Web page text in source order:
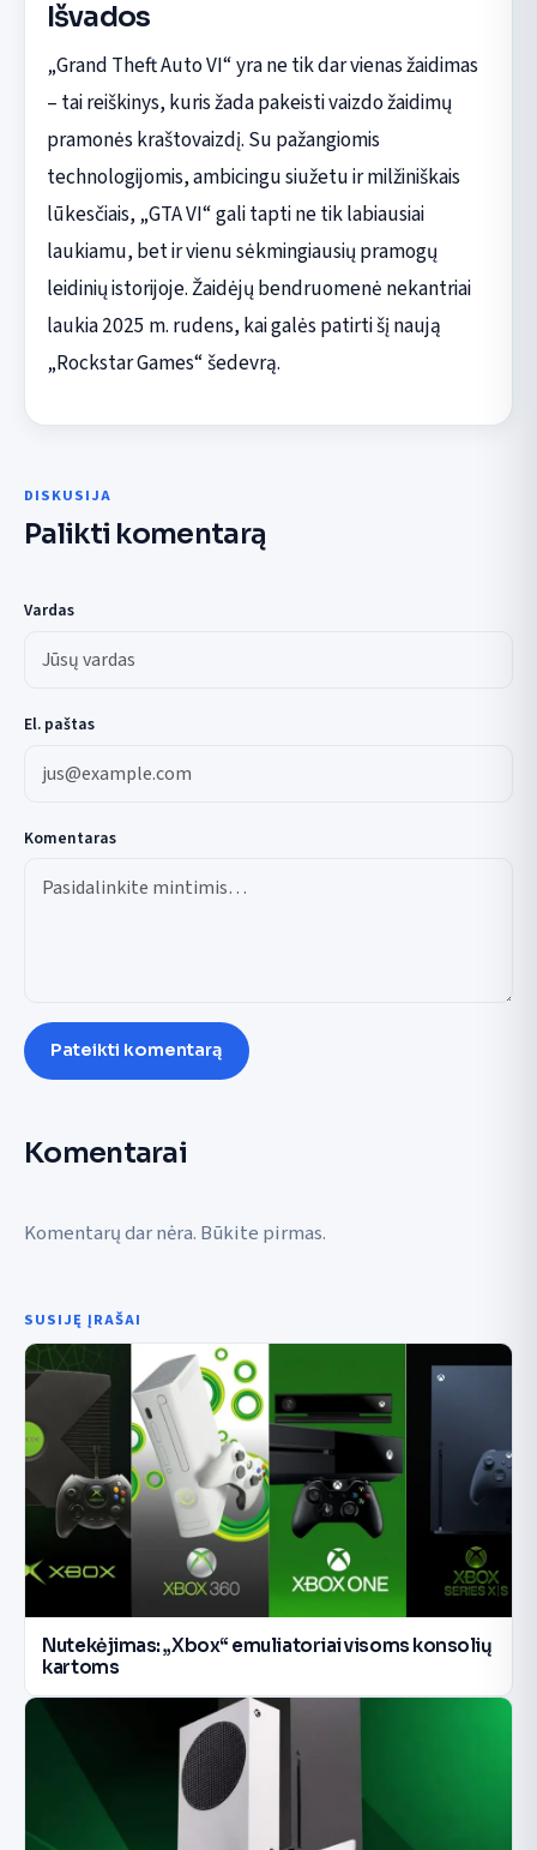
Išvados
„Grand Theft Auto VI“ yra ne tik dar vienas žaidimas
– tai reiškinys, kuris žada pakeisti vaizdo žaidimų
pramonės kraštovaizdį. Su pažangiomis
technologijomis, ambicingu siužetu ir milžiniškais
lūkesčiais, „GTA VI“ gali tapti ne tik labiausiai
laukiamu, bet ir vienu sėkmingiausių pramogų
leidinių istorijoje. Žaidėjų bendruomenė nekantriai
laukia 2025 m. rudens, kai galės patirti šį naują
„Rockstar Games“ šedevrą.
DISKUSIJA
Palikti komentarą
Vardas
El. paštas
Komentaras
Pateikti komentarą
Komentarai
Komentarų dar nėra. Būkite pirmas.
SUSIJĘ ĮRAŠAI
Nutekėjimas: „Xbox“ emuliatoriai visoms konsolių
kartoms